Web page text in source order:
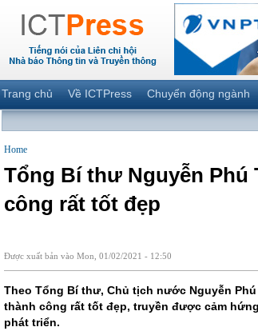
Trang chủ Về ICTPress Chuyển động ngành
Home
Tổng Bí thư Nguyễn Phú
công rất tốt đẹp
Được xuất bản vào Mon, 01/02/2021 - 12:50
Theo Tổng Bí thư, Chủ tịch nước Nguyễn
thành công rất tốt đẹp, truyền được cảm
phát triển.